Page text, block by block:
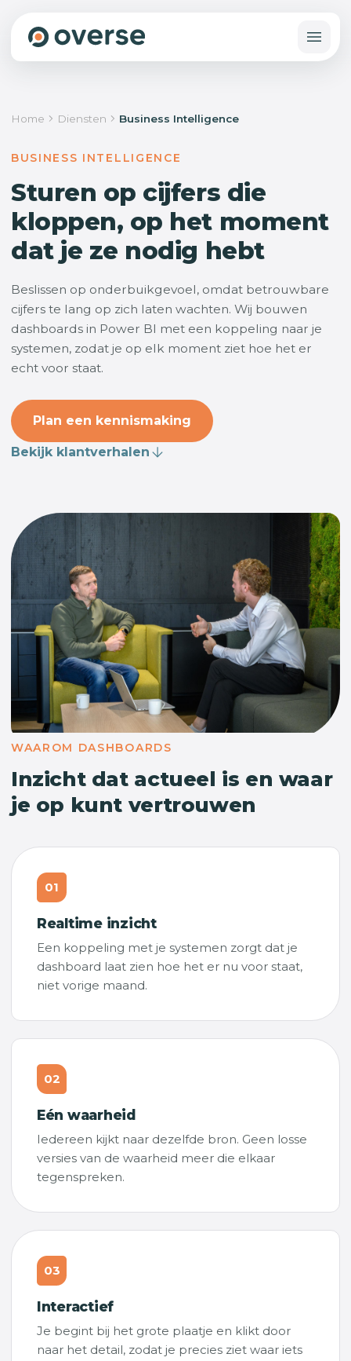
Home Diensten Business Intelligence
BUSINESS INTELLIGENCE
Sturen op cijfers die
kloppen, op het moment
dat je ze nodig hebt
Beslissen op onderbuikgevoel, omdat betrouwbare
cijfers te lang op zich laten wachten. Wij bouwen
dashboards in Power BI met een koppeling naar je
systemen, zodat je op elk moment ziet hoe het er
echt voor staat.
Plan een kennismaking
Bekijk klantverhalen
WAAROM DASHBOARDS
Inzicht dat actueel is en waar
je op kunt vertrouwen
01
Realtime inzicht
Een koppeling met je systemen zorgt dat je
dashboard laat zien hoe het er nu voor staat,
niet vorige maand.
02
Eén waarheid
Iedereen kijkt naar dezelfde bron. Geen losse
versies van de waarheid meer die elkaar
tegenspreken.
03
Interactief
Je begint bij het grote plaatje en klikt door
naar het detail, zodat je precies ziet waar iets